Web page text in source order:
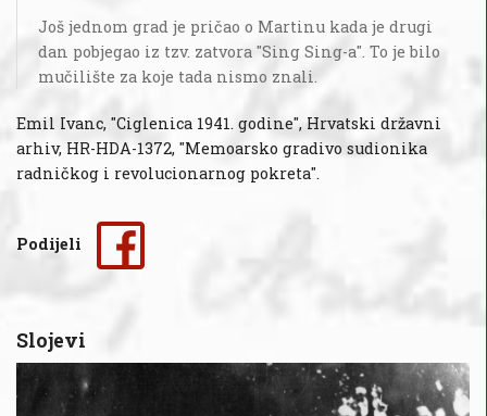
Još jednom grad je pričao o Martinu kada je drugi
dan pobjegao iz tzv. zatvora "Sing Sing-a". To je bilo
mučilište za koje tada nismo znali.
Emil Ivanc, "Ciglenica 1941. godine", Hrvatski državni
arhiv, HR-HDA-1372, "Memoarsko gradivo sudionika
radničkog i revolucionarnog pokreta".
Podijeli
Slojevi